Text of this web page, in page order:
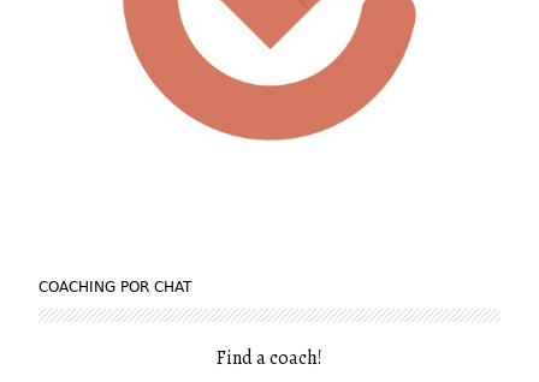
COACHING POR CHAT
Find a coach!